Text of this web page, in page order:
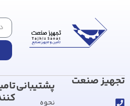
تجهیز صنعت پشتیبانی
نحوه